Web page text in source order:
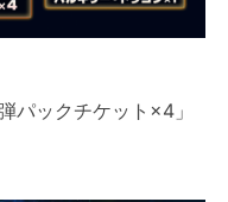
パックチケット×4」